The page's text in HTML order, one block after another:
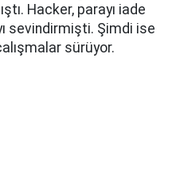
Hacker, parayı iade
sevindirmişti. Şimdi ise
sürüyor.